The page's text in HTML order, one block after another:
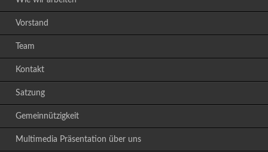
Vorstand
Team
Kontakt
Satzung
Gemeinnützigkeit
Multimedia Präsentation über uns